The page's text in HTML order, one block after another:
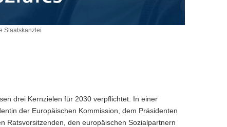
Staatskanzlei
drei Kernzielen für 2030 verpflichtet. In einer
der Europäischen Kommission, dem Präsidenten
Ratsvorsitzenden, den europäischen Sozialpartnern